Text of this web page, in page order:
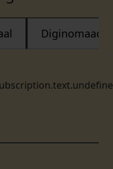
Diginomaad